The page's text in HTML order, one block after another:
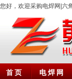
您好，欢迎采购电焊网|六
首页 电焊网